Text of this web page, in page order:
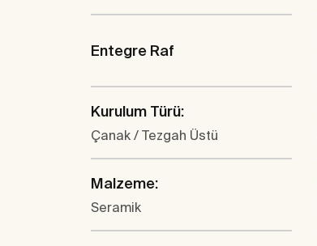
Entegre Raf
Kurulum Türü:
Çanak / Tezgah Üstü
Malzeme:
Seramik